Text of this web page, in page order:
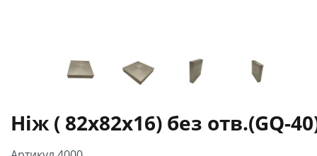
Ніж ( 82х82х16) без отв.(GQ-